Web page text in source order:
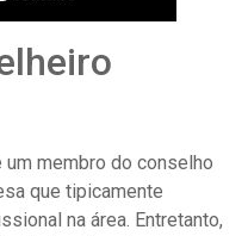
membro do conselho
que tipicamente
na área. Entretanto,